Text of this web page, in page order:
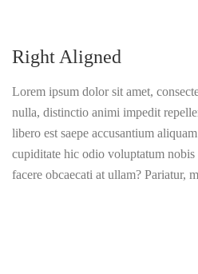
Right Aligned
Lorem ipsum dolor sit amet,
nulla, distinctio animi impedit
libero est saepe accusantium
cupiditate hic odio voluptatum
facere obcaecati at ullam? Pariatur,